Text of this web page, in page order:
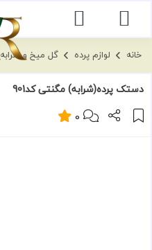
خانه لوازم پرده گل میخ و شرابه
دستک پرده(شرابه) مگنتی کد901
توضیحات نظرات